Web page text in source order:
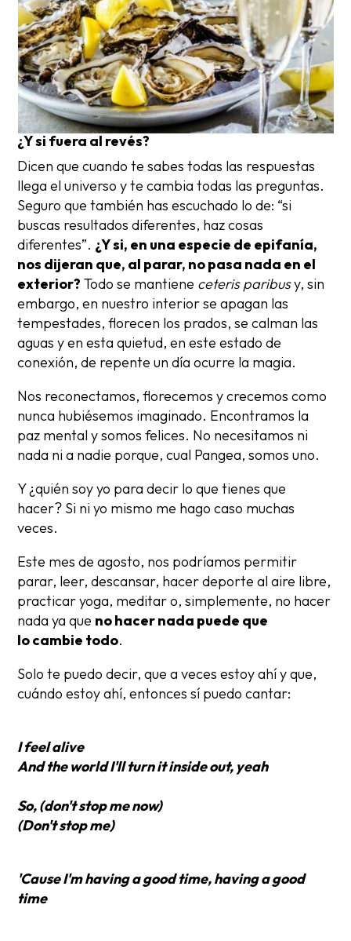
¿Y si fuera al revés?
Dicen que cuando te sabes todas las respuestas
llega el universo y te cambia todas las preguntas.
Seguro que también has escuchado lo de: “si
buscas resultados diferentes, haz cosas
diferentes”. ¿Y si, en una especie de epifanía,
nos dijeran que, al parar, no pasa nada en el
exterior? Todo se mantiene ceteris paribusy, sin
embargo, en nuestro interior se apagan las
tempestades, florecen los prados, se calman las
aguas y en esta quietud, en este estado de
conexión, de repente un día ocurre la magia.
Nos reconectamos, florecemos y crecemos como
nunca hubiésemos imaginado. Encontramos la
paz mental y somos felices. No necesitamos ni
nada ni a nadie porque, cual Pangea, somos uno.
Y ¿quién soy yo para decir lo que tienes que
hacer? Si ni yo mismo me hago caso muchas
veces.
Este mes de agosto, nos podríamos permitir
parar, leer, descansar, hacer deporte al aire libre,
practicar yoga, meditar o, simplemente, no hacer
nada ya que no hacer nada puede que
lo cambie todo.
Solo te puedo decir, que a veces estoy ahí y que,
cuándo estoy ahí, entonces sí puedo cantar:
I feel alive
And the world I'll turn it inside out, yeah
So, (don't stop me now)
(Don't stop me)
'Cause I'm having a good time, having a good
time